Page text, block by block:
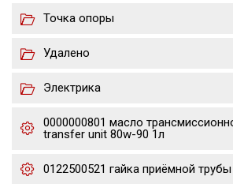
Точка опоры
Удалено
Электрика
0000000801 масло
transfer unit 80w-90 1л
0122500521 гайка приёмной